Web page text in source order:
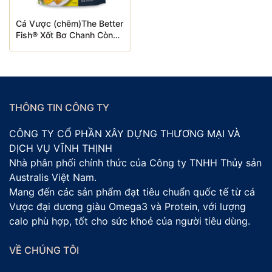
biến bằng nồi chiên không dầu hoặc lò nướng, giúp bạn
tiết kiệm thời gian và công sức.
dầu:
Bước 1:Làm nóng nồi chiên không dầu ở nhiệt độ 180°C
trong 5 phút.
Bước 2: Đặt cá vược sốt bơ chanh vào nồi chiên không
dầu.
Bước 3: Chiên trong khoảng 12-15 phút, hoặc cho đến khi
cá chín vàng đều.
Chế biến bằng lò nướng:
Bước 1:
Làm nóng lò nướng ở nhiệt độ 200-220°C
Bước 2:
Đặt cá vược sốt bơ chanh lên khay nướng đã lót
giấy bạc.
Cá Vược (chẽm)The Better
Fish® Xốt Bơ Chanh Còn
THÔNG TIN CÔNG TY
CÔNG TY CỔ PHẦN XÂY DỰNG THƯƠNG MẠI VÀ
DỊCH VỤ VĨNH THỊNH
Nhà phân phối chính thức của Công ty TNHH Thủy sản
Australis Việt Nam.
Mang đến các sản phẩm đạt tiêu chuẩn quốc tế từ cá
Vược đại dương giàu Omega3 và Protein, với lượng
calo phù hợp, tốt cho sức khoẻ của người tiêu dùng.
VỀ CHÚNG TÔI